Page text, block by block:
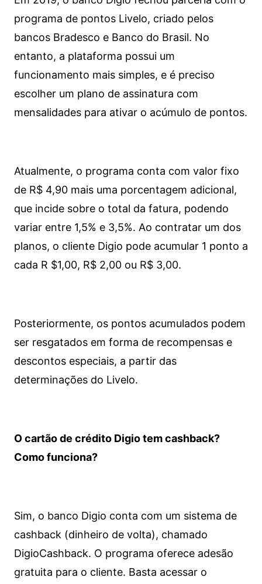
programa de pontos Livelo, criado pelos
bancos Bradesco e Banco do Brasil. No
entanto, a plataforma possui um
funcionamento mais simples, e é preciso
escolher um plano de assinatura com
mensalidades para ativar o acúmulo de pontos.
Atualmente, o programa conta com valor fixo
de R$ 4,90 mais uma porcentagem adicional,
que incide sobre o total da fatura, podendo
variar entre 1,5% e 3,5%. Ao contratar um dos
planos, o cliente Digio pode acumular 1 ponto a
cada R $1,00, R$ 2,00 ou R$ 3,00.
Posteriormente, os pontos acumulados podem
ser resgatados em forma de recompensas e
descontos especiais, a partir das
determinações do Livelo.
O cartão de crédito Digio tem cashback?
Como funciona?
Sim, o banco Digio conta com um sistema de
cashback (dinheiro de volta), chamado
DigioCashback. O programa oferece adesão
gratuita para o cliente. Basta acessar o